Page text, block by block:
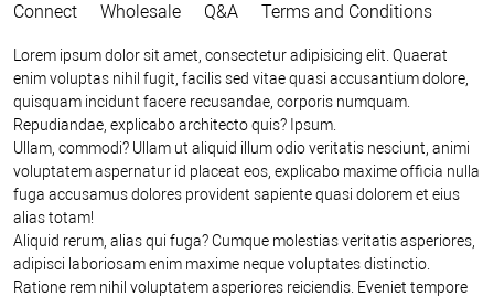
Connect Wholesale Q&A Terms and Conditions
Lorem ipsum dolor sit amet, consectetur adipisicing elit. Quaerat
enim voluptas nihil fugit, facilis sed vitae quasi accusantium dolore,
quisquam incidunt facere recusandae, corporis numquam.
Repudiandae, explicabo architecto quis? Ipsum.
Ullam, commodi? Ullam ut aliquid illum odio veritatis nesciunt, animi
voluptatem aspernatur id placeat eos, explicabo maxime officia nulla
fuga accusamus dolores provident sapiente quasi dolorem et eius
alias totam!
Aliquid rerum, alias qui fuga? Cumque molestias veritatis asperiores,
adipisci laboriosam enim maxime neque voluptates distinctio.
Ratione rem nihil voluptatem asperiores reiciendis. Eveniet tempore